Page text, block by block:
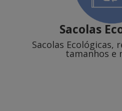
Sacolas
Sacolas Ecológicas,
tamanhos e